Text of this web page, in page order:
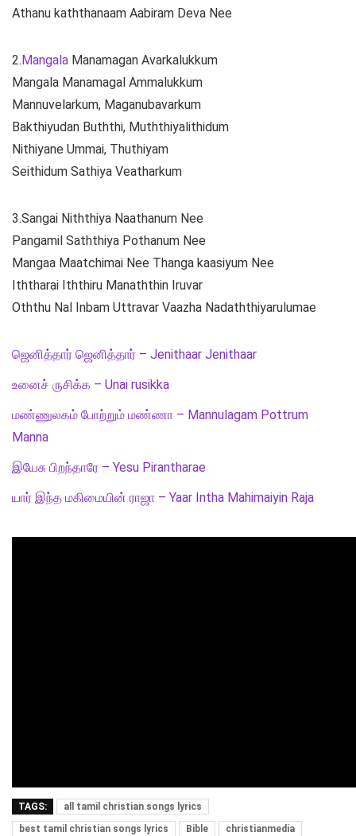
Athanu kaththanaam Aabiram Deva Nee
2.Mangala Manamagan Avarkalukkum
Mangala Manamagal Ammalukkum
Mannuvelarkum, Maganubavarkum
Bakthiyudan Buththi, Muththiyalithidum
Nithiyane Ummai, Thuthiyam
Seithidum Sathiya Veatharkum
3.Sangai Niththiya Naathanum Nee
Pangamil Saththiya Pothanum Nee
Mangaa Maatchimai Nee Thanga kaasiyum Nee
Iththarai Iththiru Manaththin Iruvar
Oththu Nal Inbam Uttravar Vaazha Nadaththiyarulumae
ஜெனித்தார் ஜெனித்தார் – Jenithaar Jenithaar
உனைச் ருசிக்க – Unai rusikka
மண்ணுலகம் போற்றும் மண்ணா – Mannulagam Pottrum
Manna
இயேசு பிறந்தாரே – Yesu Pirantharae
யார் இந்த மகிமையின் ராஜா – Yaar Intha Mahimaiyin Raja
TAGS:
all tamil christian songs lyrics
best tamil christian songs lyrics
Bible christianmedia